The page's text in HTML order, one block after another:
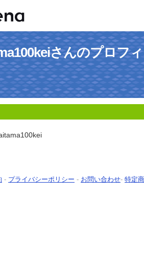
さんのプロフ
- プライバシーポリシー - お問い合わせ- 特定